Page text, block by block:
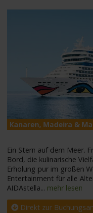
Schiffe
Kanaren, Madeira &
Ein Stern auf dem Meer.
Bord, die kulinarische
Erholung pur im großen
Entertainment für alle
AIDAstella... mehr lesen
Direkt zur